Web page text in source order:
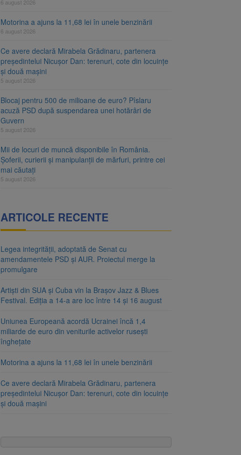
6 august 2026
Motorina a ajuns la 11,68 lei în unele benzinării
6 august 2026
Ce avere declară Mirabela Grădinaru, partenera
președintelui Nicușor Dan: terenuri, cote din locuințe
și două mașini
5 august 2026
Blocaj pentru 500 de milioane de euro? Pîslaru
acuză PSD după suspendarea unei hotărâri de
Guvern
5 august 2026
Mii de locuri de muncă disponibile în România.
Șoferii, curierii și manipulanții de mărfuri, printre cei
mai căutați
5 august 2026
ARTICOLE RECENTE
Legea integrității, adoptată de Senat cu
amendamentele PSD și AUR. Proiectul merge la
promulgare
Artiști din SUA și Cuba vin la Brașov Jazz & Blues
Festival. Ediția a 14-a are loc între 14 și 16 august
Uniunea Europeană acordă Ucrainei încă 1,4
miliarde de euro din veniturile activelor rusești
înghețate
Motorina a ajuns la 11,68 lei în unele benzinării
Ce avere declară Mirabela Grădinaru, partenera
președintelui Nicușor Dan: terenuri, cote din locuințe
și două mașini